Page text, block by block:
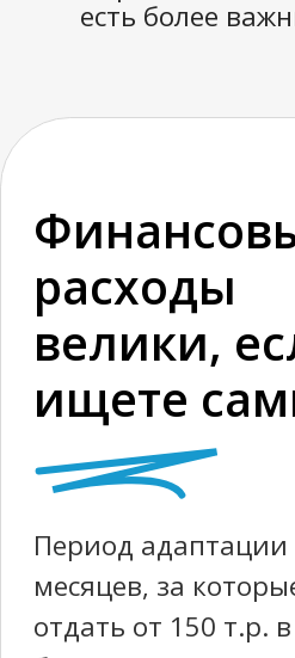
Почему это
лучше
передать нам?